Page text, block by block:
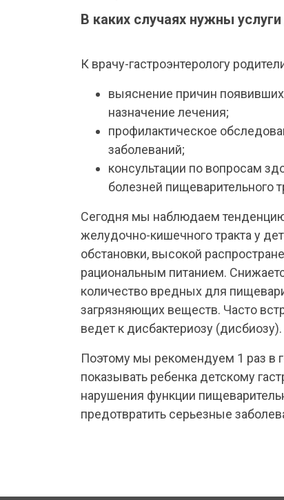
В каких случаях нужны
К врачу-гастроэнтерологу
выяснение причин
назначение лечения;
профилактическое
заболеваний;
консультации по вопросам
болезней пищеварительного
Сегодня мы наблюдаем тенденцию
желудочно-кишечного тракта у
обстановки, высокой
рациональным питанием.
количество вредных для
загрязняющих веществ. Часто
ведет к дисбактериозу (дисбиозу).
Поэтому мы рекомендуем 1 раз в
показывать ребенка детскому
нарушения функции
предотвратить серьезные